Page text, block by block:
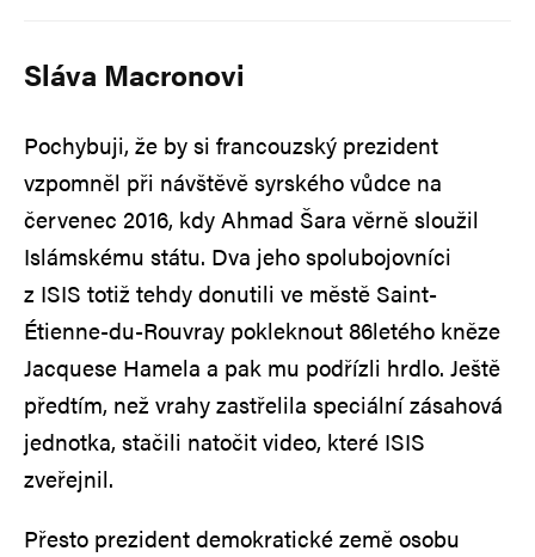
Sláva Macronovi
Pochybuji, že by si francouzský prezident
vzpomněl při návštěvě syrského vůdce na
červenec 2016, kdy Ahmad Šara věrně sloužil
Islámskému státu. Dva jeho spolubojovníci
z ISIS totiž tehdy donutili ve městě Saint-
Étienne-du-Rouvray pokleknout 86letého kněze
Jacquese Hamela a pak mu podřízli hrdlo. Ještě
předtím, než vrahy zastřelila speciální zásahová
jednotka, stačili natočit video, které ISIS
zveřejnil.
Přesto prezident demokratické země osobu